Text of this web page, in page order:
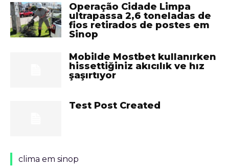
Operação Cidade Limpa
ultrapassa 2,6 toneladas de
fios retirados de postes em
Sinop
Mobilde Mostbet kullanırken
hissettiğiniz akıcılık ve hız
şaşırtıyor
Test Post Created
clima em sinop